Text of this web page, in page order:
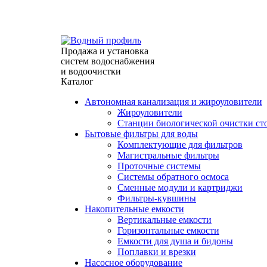
Продажа и установка
систем водоснабжения
и водоочистки
Каталог
Автономная канализация и жироуловители
Жироуловители
Станции биологической очистки
Бытовые фильтры для воды
Комплектующие для фильтров
Магистральные фильтры
Проточные системы
Системы обратного осмоса
Сменные модули и картриджи
Фильтры-кувшины
Накопительные емкости
Вертикальные емкости
Горизонтальные емкости
Емкости для душа и бидоны
Поплавки и врезки
Насосное оборудование